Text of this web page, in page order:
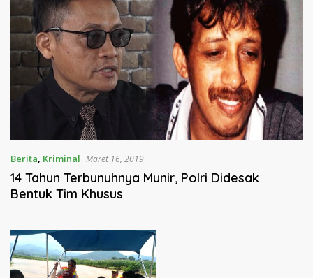
Berita, Kriminal Maret 16, 2019
14 Tahun Terbunuhnya Munir, Polri Didesak
Bentuk Tim Khusus